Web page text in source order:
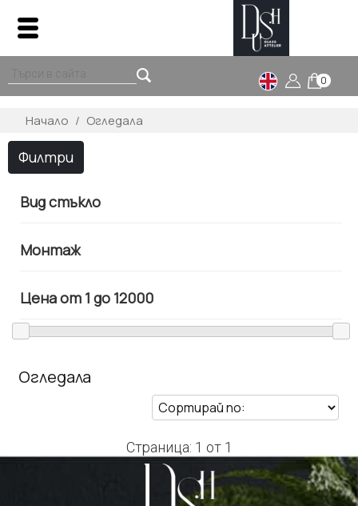
0
Начало Огледала
Филтри
Вид стъкло
Монтаж
Цена от 1 до 12000
Огледала
Страница: 1 от 1